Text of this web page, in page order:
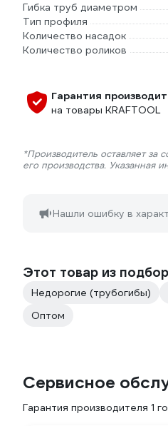
Гибка труб диаметром
Тип профиля
Количество насадок
Количество роликов
Гарантия
на товары KRAFTOOL
*Производитель оставляет за
его производства. Указанная
Нашли ошибку в
Этот товар из
Недорогие (трубогибы)
Оптом
Сервисное
Гарантия производителя 1